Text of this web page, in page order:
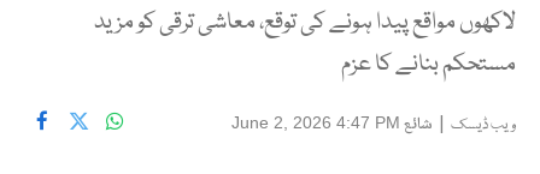
لاکھوں مواقع پیدا ہونے کی توقع، معاشی ترقی کو مزید
مستحکم بنانے کا عزم
ویب ڈیسک | شائع June 2, 2026 4:47 PM